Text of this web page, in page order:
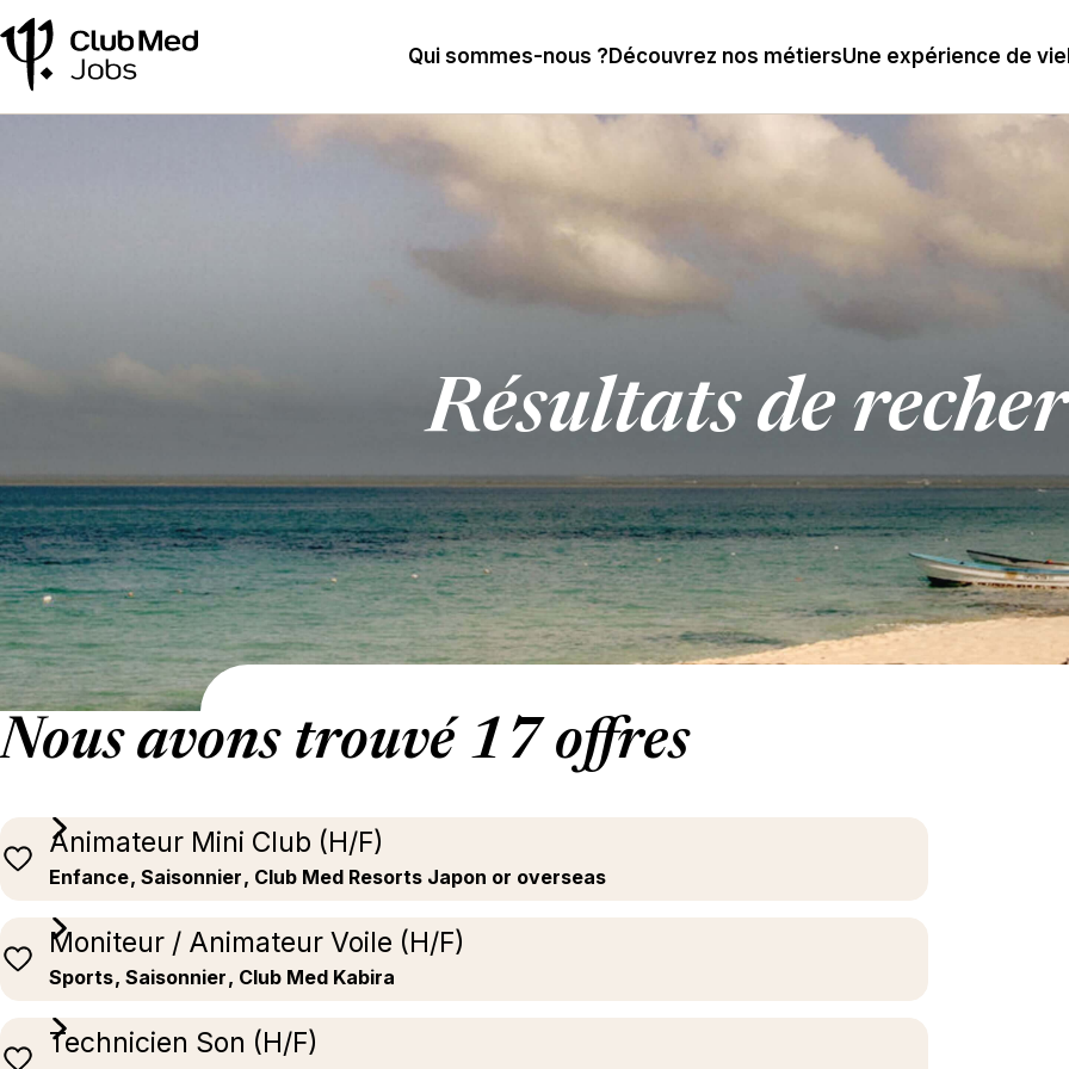
Qui sommes-nous ? Découvrez nos métiersUne expérience de vie
Résultats de
Nous avons trouvé 17 offres
Animateur Mini Club (H/F)
Enfance, Saisonnier, Club Med Resorts Japon or overseas
Moniteur / Animateur Voile (H/F)
Sports, Saisonnier, Club Med Kabira
Technicien Son (H/F)